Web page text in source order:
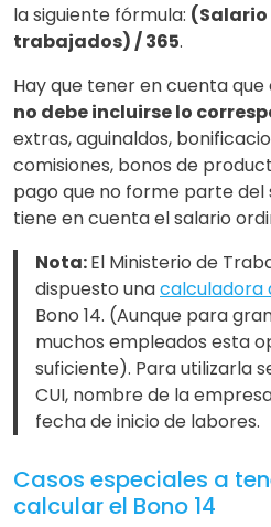
la siguiente fórmula: (Salario
trabajados) / 365.
Hay que tener en cuenta que
no debe incluirse lo
extras, aguinaldos,
comisiones, bonos de
pago que no forme parte del
tiene en cuenta el salario
Nota:El Ministerio de
dispuesto unacalculadora
Bono 14. (Aunque para
muchos empleados esta
suficiente). Para utilizarla
CUI, nombre de la
fecha de inicio de labores.
Casos especiales a
calcular el Bono 14